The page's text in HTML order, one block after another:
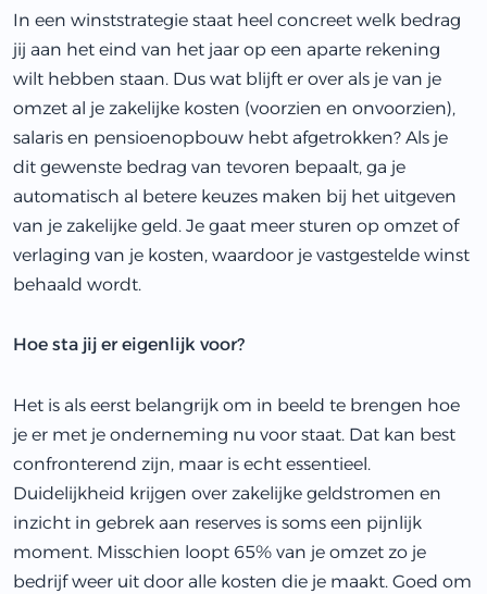
In een winststrategie staat heel concreet welk bedrag
jij aan het eind van het jaar op een aparte rekening
wilt hebben staan. Dus wat blijft er over als je van je
omzet al je zakelijke kosten (voorzien en onvoorzien),
salaris en pensioenopbouw hebt afgetrokken? Als je
dit gewenste bedrag van tevoren bepaalt, ga je
automatisch al betere keuzes maken bij het uitgeven
van je zakelijke geld. Je gaat meer sturen op omzet of
verlaging van je kosten, waardoor je vastgestelde winst
behaald wordt.
Hoe sta jij er eigenlijk voor?
Het is als eerst belangrijk om in beeld te brengen hoe
je er met je onderneming nu voor staat. Dat kan best
confronterend zijn, maar is echt essentieel.
Duidelijkheid krijgen over zakelijke geldstromen en
inzicht in gebrek aan reserves is soms een pijnlijk
moment. Misschien loopt 65% van je omzet zo je
bedrijf weer uit door alle kosten die je maakt. Goed om